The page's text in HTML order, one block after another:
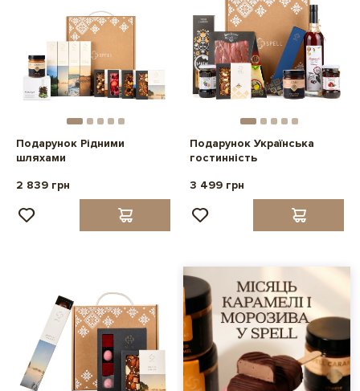
Подарунок Рідними
шляхами
2 839 грн
Подарунок Українська
гостинність
3 499 грн